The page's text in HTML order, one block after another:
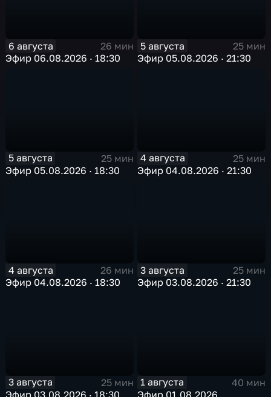
6 августа
26 мин
Эфир 06.08.2026 · 18:30
5 августа
25 мин
Эфир 05.08.2026 · 21:30
5 августа
25 мин
Эфир 05.08.2026 · 18:30
4 августа
25 мин
Эфир 04.08.2026 · 21:30
4 августа
26 мин
Эфир 04.08.2026 · 18:30
3 августа
25 мин
Эфир 03.08.2026 · 21:30
3 августа
25 мин
Эфир 03.08.2026 · 18:30
1 августа
40 мин
Эфир 01.08.2026